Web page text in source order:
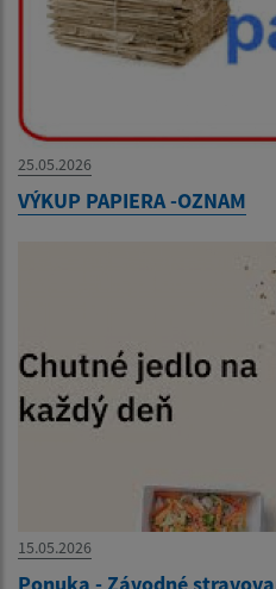
25.05.2026
VÝKUP PAPIERA -OZNAM
15.05.2026